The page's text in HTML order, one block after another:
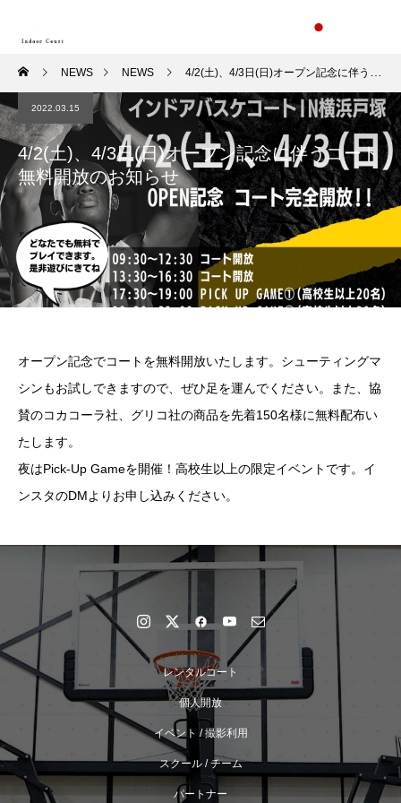
NEWS NEWS 4/2(土)、4/3日(日)オープン記念に伴うコート無料開放のお知らせ
2022.03.15
4/2(土)、4/3日(日)オープン記念に伴うコート
無料開放のお知らせ
オープン記念でコートを無料開放いたします。シューティングマ
シンもお試しできますので、ぜひ足を運んでください。また、協
賛のコカコーラ社、グリコ社の商品を先着150名様に無料配布い
たします。
夜はPick-Up Gameを開催！高校生以上の限定イベントです。イ
ンスタのDMよりお申し込みください。
レンタルコート
個人開放
イベント / 撮影利用
スクール / チーム
パートナー